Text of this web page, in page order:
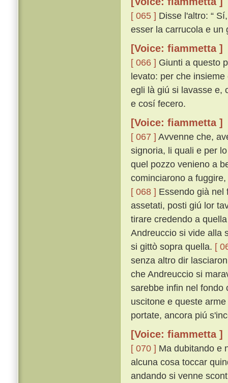
[ 065 ] Disse l'altro: “
esser la carrucola e un
[Voice: fiammetta ]
[ 066 ] Giunti a questo
levato: per che
egli là giú si lavasse e,
e cosí fecero.
[Voice: fiammetta ]
[ 067 ] Avvenne che,
signoria, li quali e per
quel pozzo venieno a
cominciarono a
[ 068 ] Essendo già nel
assetati, posti giú lor
tirare credendo a
Andreuccio si vide alla
si gittò sopra quella. [
senza altro dir
che Andreuccio si
sarebbe infin nel fondo
uscitone e queste
portate, ancora piú
[Voice: fiammetta ]
[ 070 ] Ma dubitando e
alcuna cosa toccar
andando si venne